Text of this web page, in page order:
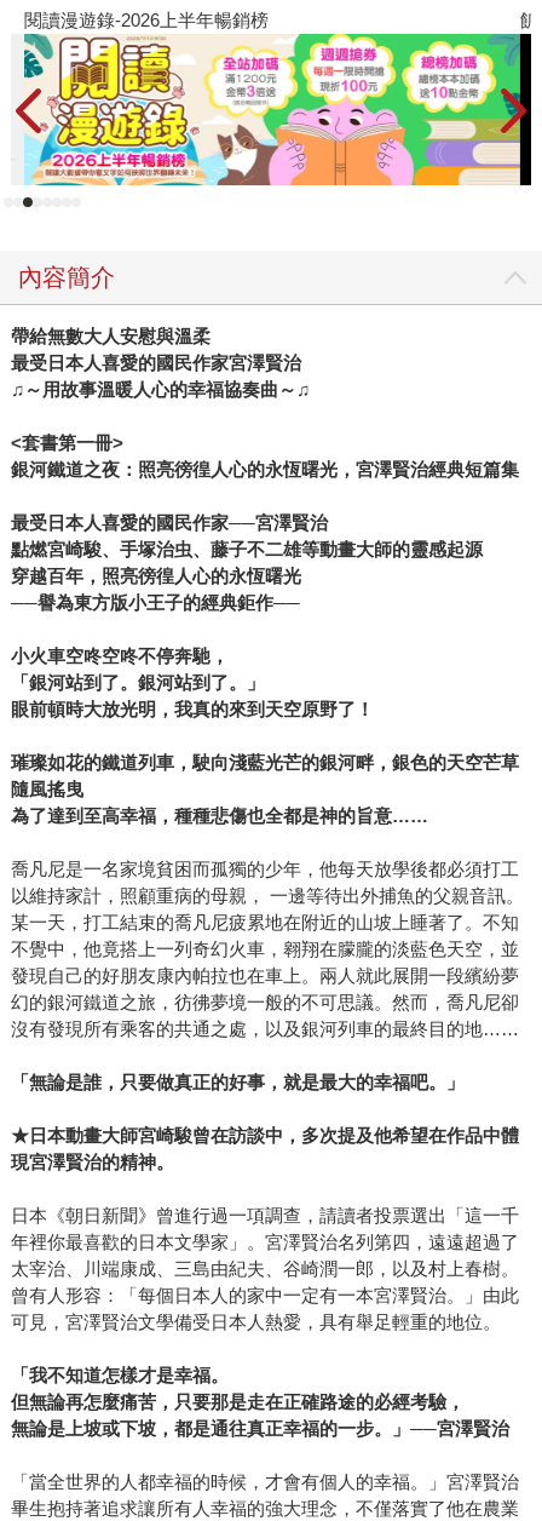
閱讀漫遊錄-2026上半年暢銷榜 飢
內容簡介
帶給無數大人安慰與溫柔
最受日本人喜愛的國民作家宮澤賢治
♫ ～用故事溫暖人心的幸福協奏曲～ ♫
<套書第一冊>
銀河鐵道之夜：照亮徬徨人心的永恆曙光，宮澤賢治經典短篇集
最受日本人喜愛的國民作家──宮澤賢治
點燃宮崎駿、手塚治虫、藤子不二雄等動畫大師的靈感起源
穿越百年， 照亮徬徨人心的永恆曙光
──譽為東方版小王子的經典鉅作──
小火車空咚空咚不停奔馳，
「銀河站到了。銀河站到了。」
眼前頓時大放光明，我真的來到天空原野了！
璀璨如花的鐵道列車，駛向淺藍光芒的銀河畔，銀色的天空芒草
隨風搖曳
為了達到至高幸福，種種悲傷也全都是神的旨意……
喬凡尼是一名家境貧困而孤獨的少年，他每天放學後都必須打工
以維持家計，照顧重病的母親， 一邊等待出外捕魚的父親音訊。
某一天，打工結束的喬凡尼疲累地在附近的山坡上睡著了。不知
不覺中，他竟搭上一列奇幻火車，翱翔在朦朧的淡藍色天空，並
發現自己的好朋友康內帕拉也在車上。兩人就此展開一段繽紛夢
幻的銀河鐵道之旅，彷彿夢境一般的不可思議。然而，喬凡尼卻
沒有發現所有乘客的共通之處，以及銀河列車的最終目的地……
「無論是誰，只要做真正的好事，就是最大的幸福吧。 」
★日本動畫大師宮崎駿曾在訪談中，多次提及他希望在作品中體
現宮澤賢治的精神。
日本《朝日新聞》曾進行過一項調查，請讀者投票選出「這一千
年裡你最喜歡的日本文學家」。宮澤賢治名列第四，遠遠超過了
太宰治、川端康成、三島由紀夫、谷崎潤一郎，以及村上春樹。
曾有人形容：「每個日本人的家中一定有一本宮澤賢治。」由此
可見，宮澤賢治文學備受日本人熱愛，具有舉足輕重的地位。
「我不知道怎樣才是幸福。
但無論再怎麼痛苦，只要那是走在正確路途的必經考驗，
無論是上坡或下坡，都是通往真正幸福的一步。」──宮澤賢治
「當全世界的人都幸福的時候，才會有個人的幸福。」宮澤賢治
畢生抱持著追求讓所有人幸福的強大理念，不僅落實了他在農業